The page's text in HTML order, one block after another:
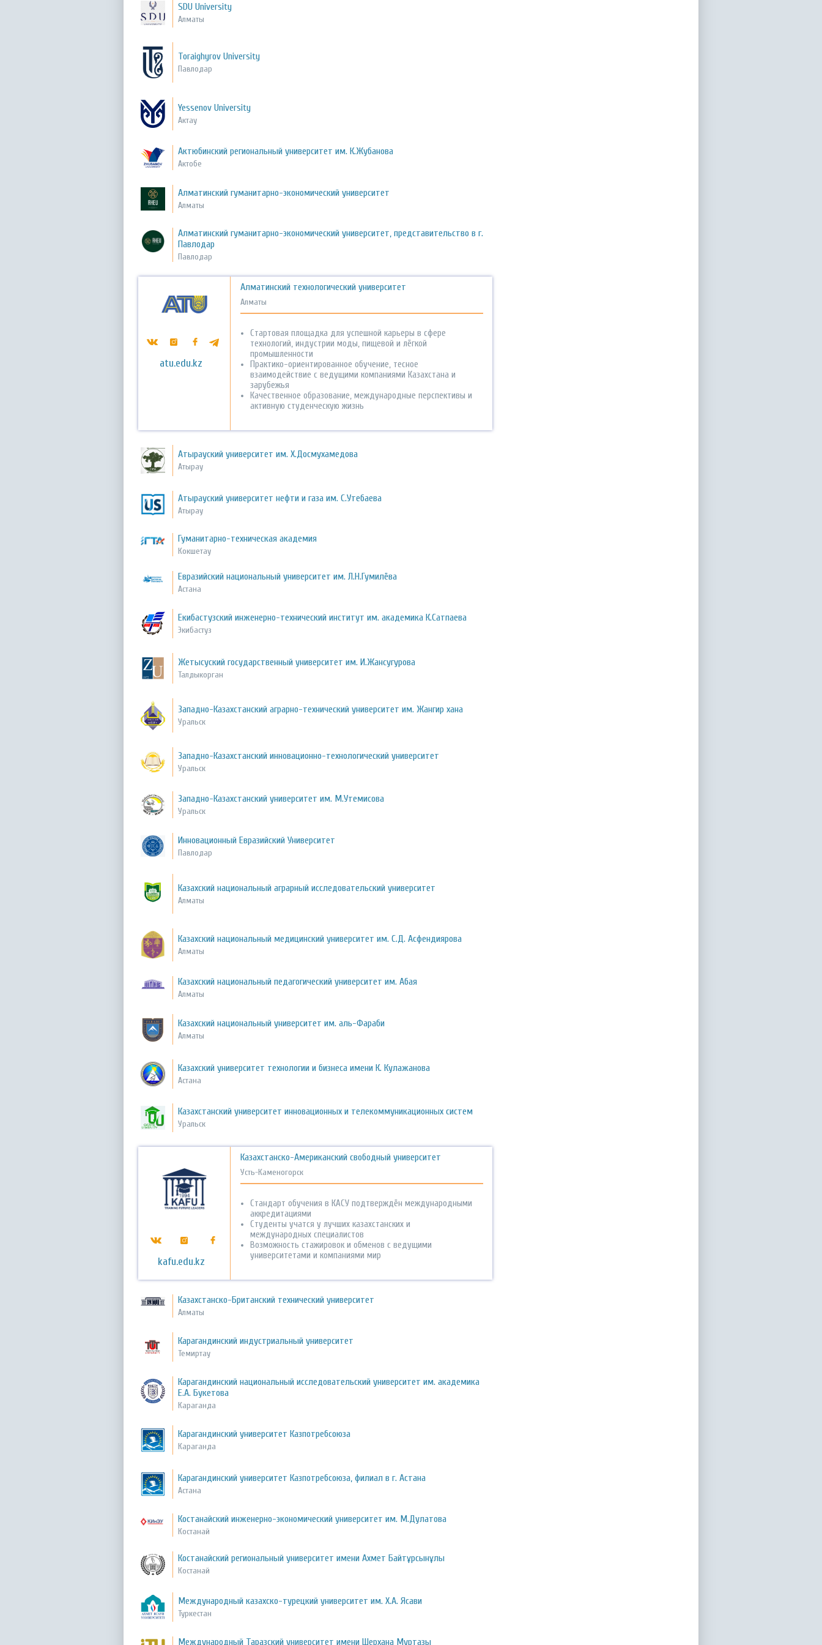
SDU University
Алматы
Toraighyrov University
Павлодар
Yessenov University
Актау
Актюбинский региональный университет им. К.Жубанова
Актобе
Алматинский гуманитарно-экономический университет
Алматы
Алматинский гуманитарно-экономический университет, представительство в г.
Павлодар
Павлодар
atu.edu.kz
Алматинский технологический университет
Алматы
Стартовая площадка для успешной карьеры в сфере
технологий, индустрии моды, пищевой и лёгкой
промышленности
Практико-ориентированное обучение, тесное
взаимодействие с ведущими компаниями Казахстана и
зарубежья
Качественное образование, международные перспективы и
активную студенческую жизнь
Атырауский университет им. Х.Досмухамедова
Атырау
Атырауский университет нефти и газа им. С.Утебаева
Атырау
Гуманитарно-техническая академия
Кокшетау
Евразийский национальный университет им. Л.Н.Гумилёва
Астана
Екибастузский инженерно-технический институт им. академика К.Сатпаева
Экибастуз
Жетысуский государственный университет им. И.Жансугурова
Талдыкорган
Западно-Казахстанский аграрно-технический университет им. Жангир хана
Уральск
Западно-Казахстанский инновационно-технологический университет
Уральск
Западно-Казахстанский университет им. М.Утемисова
Уральск
Инновационный Евразийский Университет
Павлодар
Казахский национальный аграрный исследовательский университет
Алматы
Казахский национальный медицинский университет им. С.Д. Асфендиярова
Алматы
Казахский национальный педагогический университет им. Абая
Алматы
Казахский национальный университет им. аль-Фараби
Алматы
Казахский университет технологии и бизнеса имени К. Кулажанова
Астана
Казахстанский университет инновационных и телекоммуникационных систем
Уральск
kafu.edu.kz
Казахстанско-Американский свободный университет
Усть-Каменогорск
Стандарт обучения в КАСУ подтверждён международными
аккредитациями
Студенты учатся у лучших казахстанских и
международных специалистов
Возможность стажировок и обменов с ведущими
университетами и компаниями мир
Казахстанско-Британский технический университет
Алматы
Карагандинский индустриальный университет
Темиртау
Карагандинский национальный исследовательский университет им. академика
Е.А. Букетова
Караганда
Карагандинский университет Казпотребсоюза
Караганда
Карагандинский университет Казпотребсоюза, филиал в г. Астана
Астана
Костанайский инженерно-экономический университет им. М.Дулатова
Костанай
Костанайский региональный университет имени Ахмет Байтұрсынұлы
Костанай
Международный казахско-турецкий университет им. Х.А. Ясави
Туркестан
Международный Таразский университет имени Шерхана Муртазы